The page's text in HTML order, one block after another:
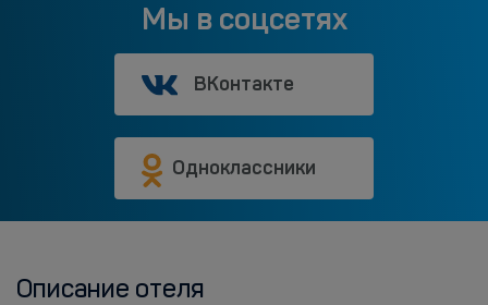
Мы в соцсетях
ВКонтакте
Одноклассники
Описание отеля